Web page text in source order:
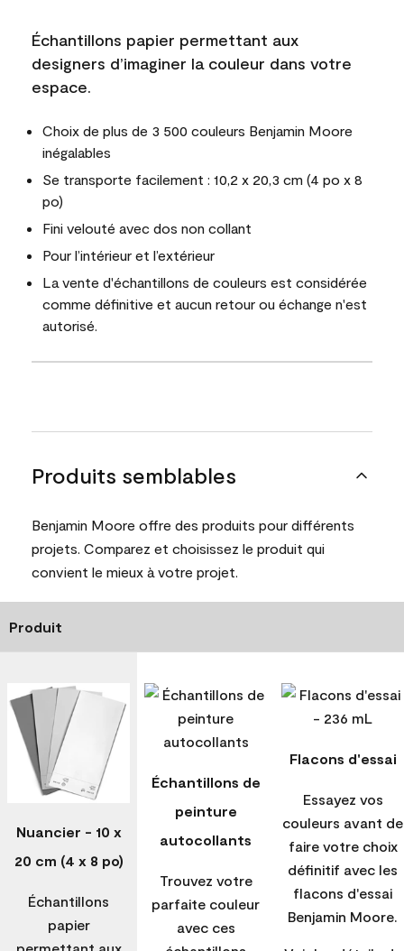
Échantillons papier permettant aux
designers d’imaginer la couleur dans votre
espace.
Choix de plus de 3 500 couleurs Benjamin Moore
inégalables
Se transporte facilement : 10,2 x 20,3 cm (4 po x 8
po)
Fini velouté avec dos non collant
Pour l’intérieur et l’extérieur
La vente d'échantillons de couleurs est considérée
comme définitive et aucun retour ou échange n'est
autorisé.
Produits semblables
Benjamin Moore offre des produits pour différents
projets. Comparez et choisissez le produit qui
convient le mieux à votre projet.
Produit
Nuancier - 10 x
20 cm (4 x 8 po)
Échantillons
papier
Échantillons de
peinture
autocollants
Trouvez votre
parfaite couleur
avec ces
Flacons d'essai
Essayez vos
couleurs avant de
faire votre choix
définitif avec les
flacons d'essai
Benjamin Moore.